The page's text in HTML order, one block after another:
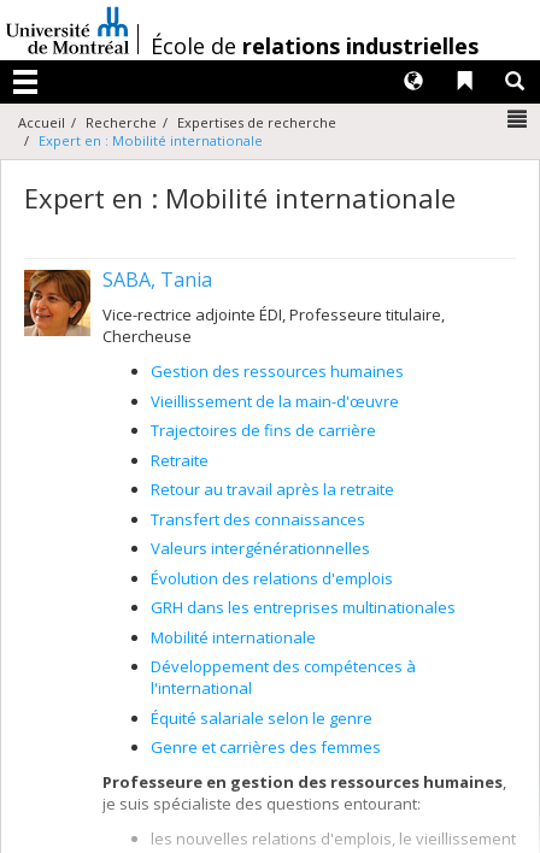
au
contenu
/École de relations industrielles
Menu
Liens
Langues
Accueil Recherche
Expertises de recherche
Expert en : Mobilité internationale
Expert en : Mobilité internationale
SABA, Tania
Vice-rectrice adjointe ÉDI, Professeure titulaire,
Chercheuse
Gestion des ressources humaines
Vieillissement de la main-d'œuvre
Trajectoires de fins de carrière
Retraite
Retour au travail après la retraite
Transfert des connaissances
Valeurs intergénérationnelles
Évolution des relations d'emplois
GRH dans les entreprises multinationales
Mobilité internationale
Développement des compétences à
l'international
Équité salariale selon le genre
Genre et carrières des femmes
Professeure en gestion des ressources humaines,
je suis spécialiste des questions entourant:
les nouvelles relations d'emplois, le vieillissement